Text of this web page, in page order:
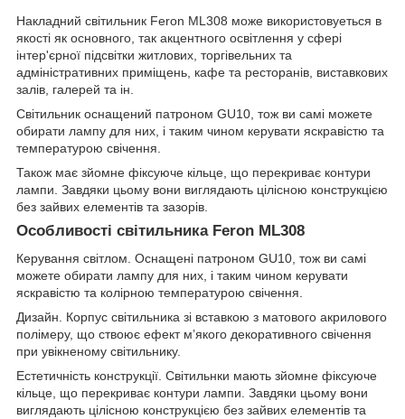
Накладний світильник Feron ML308 може використовуеться в
якості як основного, так акцентного освітлення у сфері
інтер'єрної підсвітки житлових, торгівельних та
адміністративних приміщень, кафе та ресторанів, виставкових
залів, галерей та ін.
Світильник оснащений патроном GU10, тож ви самі можете
обирати лампу для них, і таким чином керувати яскравістю та
температурою свічення.
Також має зйомне фіксуюче кільце, що перекриває контури
лампи. Завдяки цьому вони виглядають цілісною конструкцією
без зайвих елементів та зазорів.
Особливості світильника Feron ML308
Керування світлом. Оснащені патроном GU10, тож ви самі
можете обирати лампу для них, і таким чином керувати
яскравістю та колірною температурою свічення.
Дизайн. Корпус світильника зі вставкою з матового акрилового
полімеру, що ствоює ефект м’якого декоративного свічення
при увікненому світильнику.
Естетичність конструкції. Світильнки мають зйомне фіксуюче
кільце, що перекриває контури лампи. Завдяки цьому вони
виглядають цілісною конструкцією без зайвих елементів та